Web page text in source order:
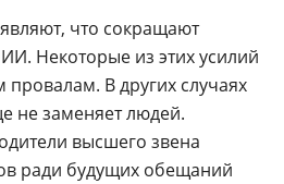
что сокращают
Некоторые из этих усилий
В других случаях
не заменяет людей.
высшего звена
ради будущих обещаний